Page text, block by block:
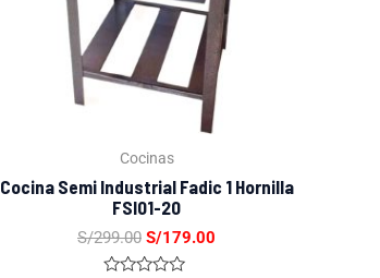
Cocinas
Cocina Semi Industrial Fadic 1 Hornilla
FSI01-20
S/299.00 S/179.00